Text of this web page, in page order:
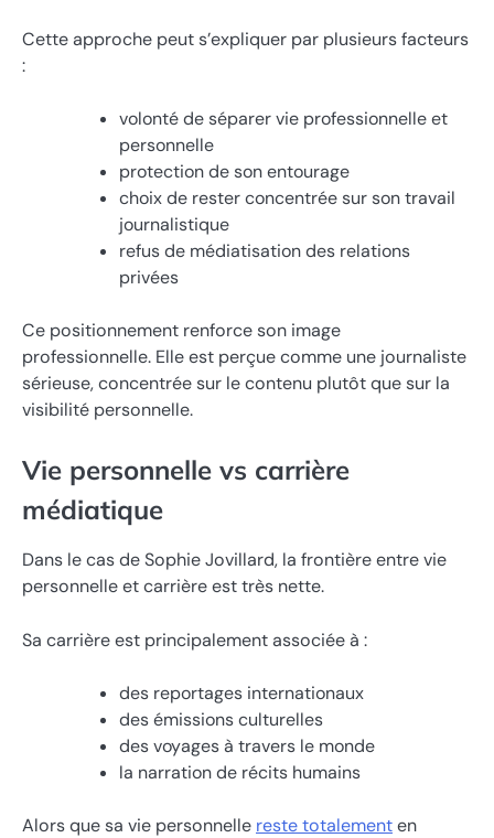
Cette approche peut s’expliquer par plusieurs facteurs
:
volonté de séparer vie professionnelle et
personnelle
protection de son entourage
choix de rester concentrée sur son travail
journalistique
refus de médiatisation des relations
privées
Ce positionnement renforce son image
professionnelle. Elle est perçue comme une journaliste
sérieuse, concentrée sur le contenu plutôt que sur la
visibilité personnelle.
Vie personnelle vs carrière
médiatique
Dans le cas de Sophie Jovillard, la frontière entre vie
personnelle et carrière est très nette.
Sa carrière est principalement associée à :
des reportages internationaux
des émissions culturelles
des voyages à travers le monde
la narration de récits humains
Alors que sa vie personnelle reste totalementen